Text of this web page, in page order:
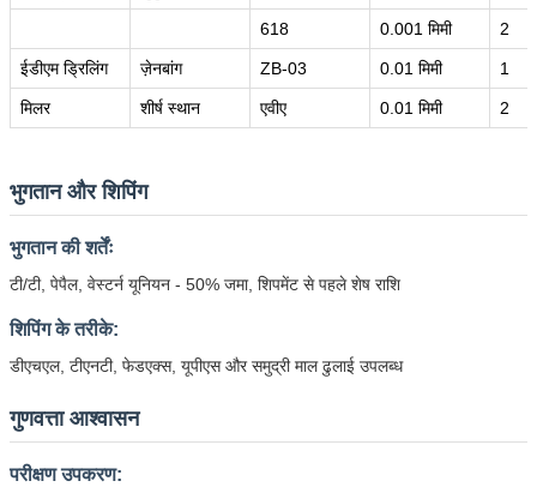
618 0.001 मिमी 2
ईडीएम ड्रिलिंग ज़ेनबांग ZB-03 0.01 मिमी 1
मिलर शीर्ष स्थान एवीए 0.01 मिमी 2
भुगतान और शिपिंग
भुगतान की शर्तेंः
टी/टी, पेपैल, वेस्टर्न यूनियन - 50% जमा, शिपमेंट से पहले शेष राशि
शिपिंग के तरीके:
डीएचएल, टीएनटी, फेडएक्स, यूपीएस और समुद्री माल ढुलाई उपलब्ध
गुणवत्ता आश्वासन
परीक्षण उपकरण: